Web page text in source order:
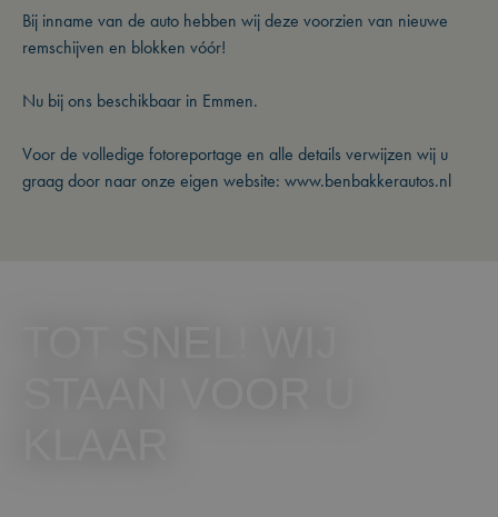
Bij inname van de auto hebben wij deze voorzien van nieuwe
remschijven en blokken vóór!
Nu bij ons beschikbaar in Emmen.
Voor de volledige fotoreportage en alle details verwijzen wij u
graag door naar onze eigen website: www.benbakkerautos.nl